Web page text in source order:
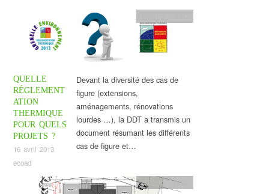
QUELLE
RÉGLEMENT
ATION
THERMIQUE
POUR QUELS
PROJETS ?
16 avril 2013
ecoad
Devant la diversité des cas de
figure (extensions,
aménagements, rénovations
lourdes …), la DDT a transmis un
document résumant les différents
cas de figure et…
RT2012 - BBC